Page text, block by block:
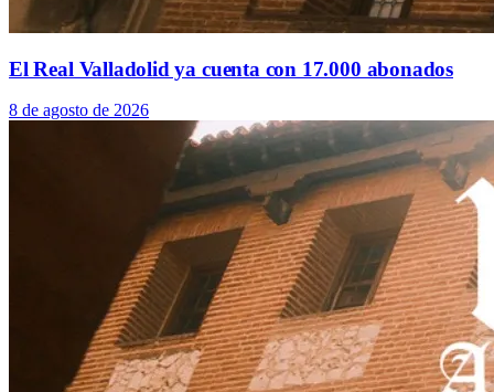
El Real Valladolid ya cuenta con 17.000 abonados
8 de agosto de 2026